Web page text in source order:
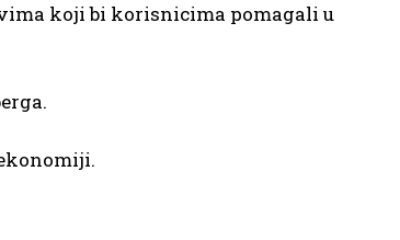
koji bi korisnicima pomagali u